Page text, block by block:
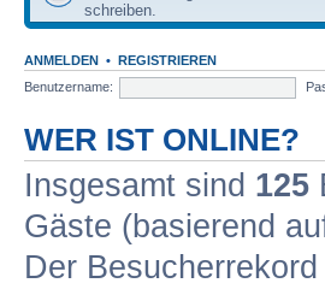
schreiben.
ANMELDEN • REGISTRIEREN
Benutzername:
WER IST ONLINE?
Insgesamt sind 125
Gäste (basierend
Der